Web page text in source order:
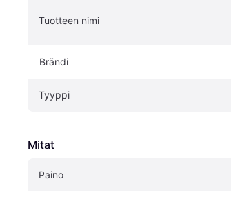
Tuotteen nimi
Brändi
Tyyppi
Mitat
Paino